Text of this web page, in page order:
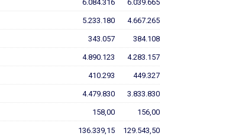
6.084.316 6.039.665
5.233.180 4.667.265
343.057 384.108
4.890.123 4.283.157
410.293 449.327
4.479.830 3.833.830
158,00 156,00
136.339,15 129.543,50